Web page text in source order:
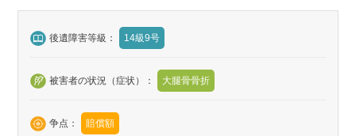
後遺障害等級： 14級9号
被害者の状況（症状）： 大腿骨骨折
争点： 賠償額